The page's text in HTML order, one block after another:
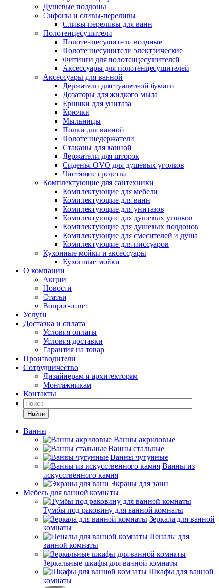
Душевые поддоны
Сифоны и сливы-переливы
Сливы-переливы для ванн
Полотенцесушители
Полотенцесушители водяные
Полотенцесушители электрические
Фитинги для полотенцесушителей
Аксессуары для полотенцесушителей
Аксессуары для ванной
Держатели для туалетной бумаги
Дозаторы для жидкого мыла
Ершики для унитаза
Крючки
Мыльницы
Полки для ванной
Полотенцедержатели
Стаканы для ванной
Держатели для шторок
Сиденья OVO для душевых уголков
Чистящие средства
Комплектующие для сантехники
Комплектующие для мебели
Комплектующие для ванн
Комплектующие для унитазов
Комплектующие для душевых уголков
Комплектующие для душевых поддонов
Комплектующие для смесителей и душа
Комплектующие для писсуаров
Кухонные мойки и аксессуары
Кухонные мойки
О компании
Акции
Новости
Статьи
Вопрос-ответ
Услуги
Доставка и оплата
Условия оплаты
Условия доставки
Гарантия на товар
Производители
Сотрудничество
Дизайнерам и архитекторам
Монтажникам
Контакты
Найти
Ванны
Ванны акриловые
Ванны стальные
Ванны чугунные
Ванны из
искусственного камня
Экраны для ванн
Мебель для ванной комнаты
Тумбы под раковину для ванной комнаты
Зеркала для ванной
комнаты
Пеналы для
ванной комнаты
Зеркальные шкафы для ванной комнаты
Шкафы для ванной
комнаты